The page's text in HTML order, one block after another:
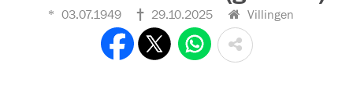
03.07.1949 29.10.2025 Villingen